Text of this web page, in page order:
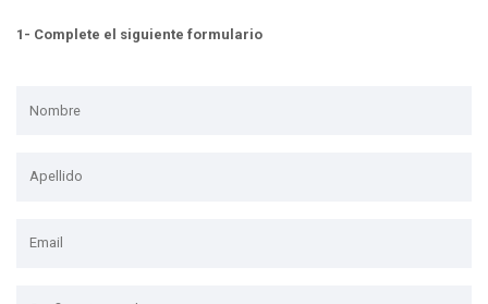
1- Complete el siguiente formulario